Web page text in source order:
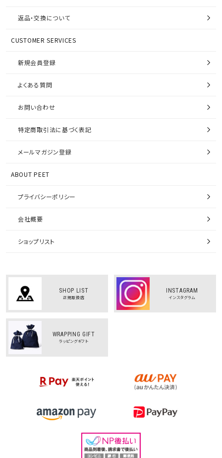
返品・交換について
CUSTOMER SERVICES
新規会員登録
よくある質問
お問い合わせ
特定商取引法に基づく表記
メールマガジン登録
ABOUT PEET
プライバシーポリシー
会社概要
ショップリスト
SHOP LIST
正規取扱店
INSTAGRAM
インスタグラム
WRAPPING GIFT
ラッピングギフト